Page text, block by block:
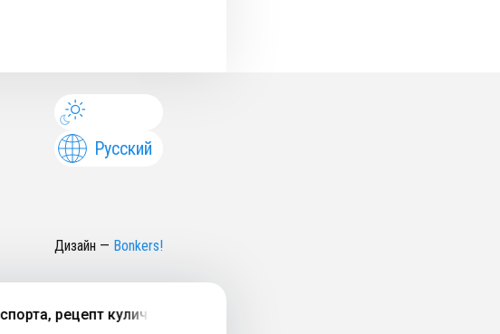
Русский
Дизайн — Bonkers!
рецепт кулича, набор в отряд космонавтов, киноновинки